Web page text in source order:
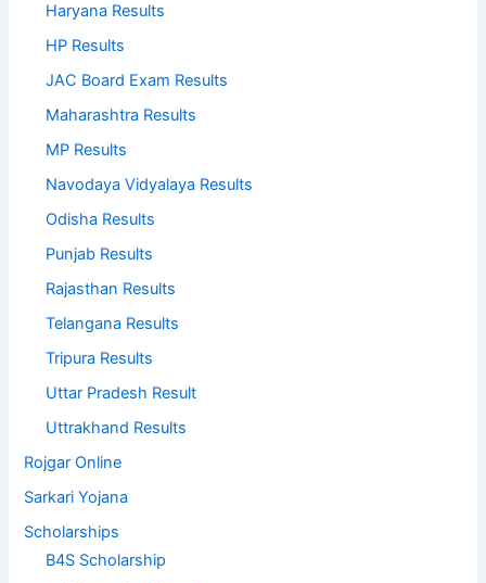
Haryana Results
HP Results
JAC Board Exam Results
Maharashtra Results
MP Results
Navodaya Vidyalaya Results
Odisha Results
Punjab Results
Rajasthan Results
Telangana Results
Tripura Results
Uttar Pradesh Result
Uttrakhand Results
Rojgar Online
Sarkari Yojana
Scholarships
B4S Scholarship